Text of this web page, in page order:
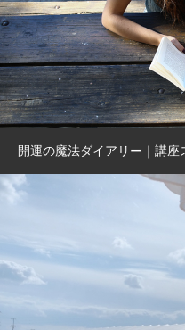
開運の魔法ダイアリー｜講